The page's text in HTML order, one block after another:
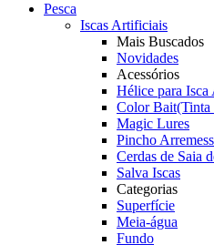
Pesca
Iscas Artificiais
Mais Buscados
Novidades
Acessórios
Hélice para
Color Bait(Tinta
Magic Lures
Pincho
Cerdas de Saia
Salva Iscas
Categorias
Superfície
Meia-água
Fundo